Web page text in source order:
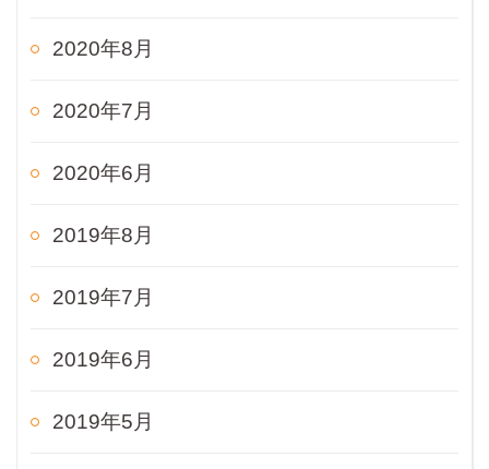
2020年8月
2020年7月
2020年6月
2019年8月
2019年7月
2019年6月
2019年5月